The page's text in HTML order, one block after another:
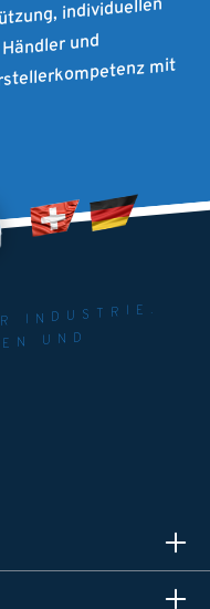
individuellen
und mit
INDUSTRIE.
UND